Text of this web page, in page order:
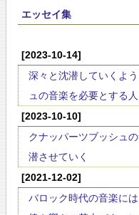
エッセイ集
[2023-10-14]
深々と沈潜していくよ
ュの音楽を必要とする
[2023-10-10]
クナッパーツブッシュ
潜させていく
[2021-12-02]
バロック時代の音楽に